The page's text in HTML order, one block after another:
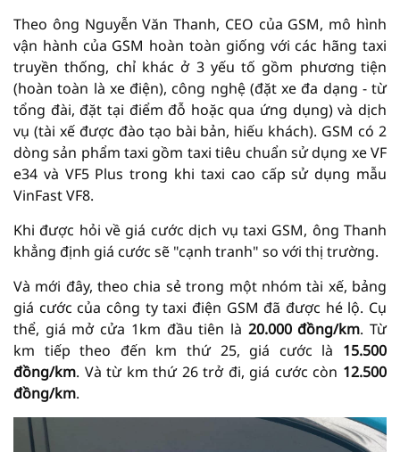
Theo ông Nguyễn Văn Thanh, CEO của GSM, mô hình
vận hành của GSM hoàn toàn giống với các hãng taxi
truyền thống, chỉ khác ở 3 yếu tố gồm phương tiện
(hoàn toàn là xe điện), công nghệ (đặt xe đa dạng - từ
tổng đài, đặt tại điểm đỗ hoặc qua ứng dụng) và dịch
vụ (tài xế được đào tạo bài bản, hiếu khách). GSM có 2
dòng sản phẩm taxi gồm taxi tiêu chuẩn sử dụng xe VF
e34 và VF5 Plus trong khi taxi cao cấp sử dụng mẫu
VinFast VF8.
Khi được hỏi về giá cước dịch vụ taxi GSM, ông Thanh
khẳng định giá cước sẽ "cạnh tranh" so với thị trường.
Và mới đây, theo chia sẻ trong một nhóm tài xế, bảng
giá cước của công ty taxi điện GSM đã được hé lộ. Cụ
thể, giá mở cửa 1km đầu tiên là 20.000 đồng/km. Từ
km tiếp theo đến km thứ 25, giá cước là 15.500
đồng/km. Và từ km thứ 26 trở đi, giá cước còn 12.500
đồng/km.